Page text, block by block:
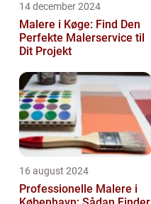
14 december 2024
Malere i Køge: Find Den
Perfekte Malerservice til
Dit Projekt
16 august 2024
Professionelle Malere i